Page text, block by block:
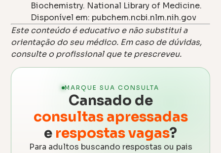
Biochemistry. National Library of Medicine.
Disponível em: pubchem.ncbi.nlm.nih.gov
Este conteúdo é educativo e não substitui a
orientação do seu médico. Em caso de dúvidas,
consulte o profissional que te prescreveu.
MARQUE SUA CONSULTA
Cansado de
consultas apressadas
e respostas vagas?
Para adultos buscando respostas ou pais